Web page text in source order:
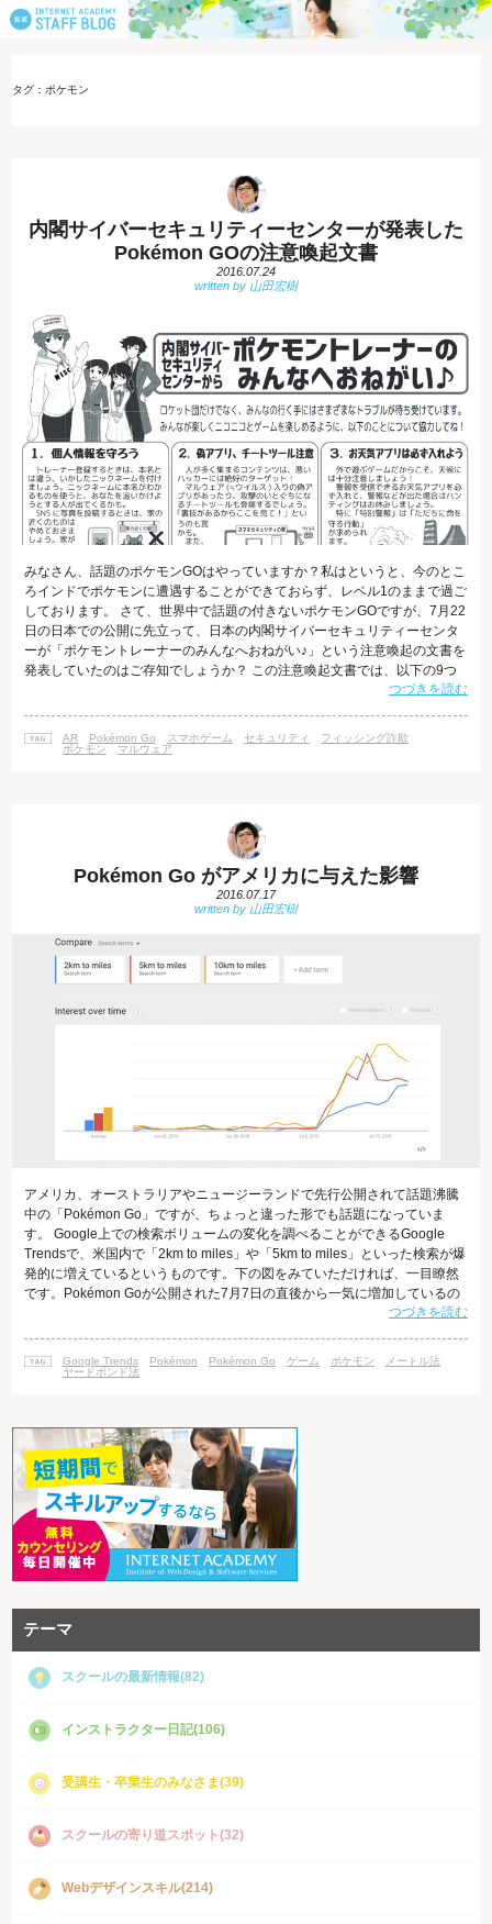
タグ：ポケモン
内閣サイバーセキュリティーセンターが発表した
Pokémon GOの注意喚起文書
2016.07.24
みなさん、話題のポケモンGOはやっていますか？私はというと、今のとこ
ろインドでポケモンに遭遇することができておらず、レベル1のままで過ご
しております。 さて、世界中で話題の付きないポケモンGOですが、7月22
日の日本での公開に先立って、日本の内閣サイバーセキュリティーセンタ
ーが「ポケモントレーナーのみんなへおねがい♪」という注意喚起の文書を
発表していたのはご存知でしょうか？ この注意喚起文書では、以下の9つ
の注意事項に触れられています。 個人情報を守ろう 偽アプリ、チートツー
とう 予備の連絡手段を準備しよう 危険な場所には立ち入らない 会おうと
いう人を警戒しよう 歩きスマホは×ですよ アメリカでは、ポケモンGOを使
つづきを読む
AR Pokémon Go スマホゲーム セキュリティ
フィッシング詐欺
ポケモン
マルウェア
Pokémon Go がアメリカに与えた影響
2016.07.17
アメリカ、オーストラリアやニュージーランドで先行公開されて話題沸騰
中の「Pokémon Go」ですが、ちょっと違った形でも話題になっていま
す。 Google上での検索ボリュームの変化を調べることができるGoogle
Trendsで、米国内で「2km to miles」や「5km to miles」といった検索が爆
発的に増えているというものです。下の図をみていただければ、一目瞭然
です。Pokémon Goが公開された7月7日の直後から一気に増加しているの
が分かります。 アメリカに旅行に行かれた方はご存知かと思いますが、ア
の単位としてはインチ、フィート、マイルなどを使用しています。しか
し、Pokémon Goでは、メートル法を採
つづきを読む
Google Trends Pokémon Pokémon Go ゲーム ポケモン
メートル法
ヤードポンド法
テーマ
スクールの最新情報(82)
インストラクター日記(106)
受講生・卒業生のみなさま(39)
スクールの寄り道スポット(32)
Webデザインスキル(214)